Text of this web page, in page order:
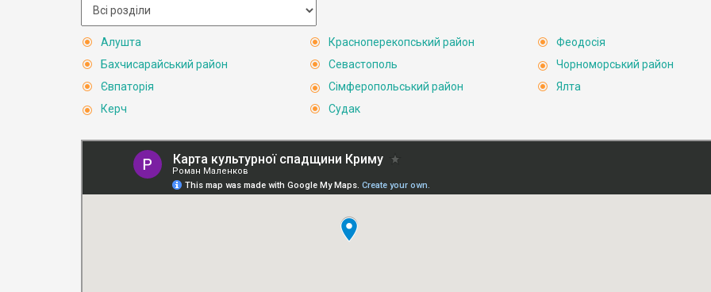
Алушта
Бахчисарайський район
Євпаторія
Керч
Красноперекопський район
Севастополь
Сімферопольський район
Судак
Феодосія
Чорноморський район
Ялта